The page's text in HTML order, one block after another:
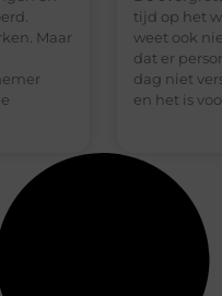
Maar
tijd op het
weet ook
dat er
dag niet
en het is